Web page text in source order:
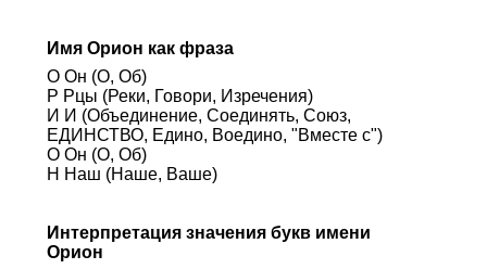
Имя Орион как фраза
О Он (О, Об)
Р Рцы (Реки, Говори, Изречения)
И И (Объединение, Соединять, Союз,
ЕДИНСТВО, Едино, Воедино, "Вместе с")
О Он (О, Об)
Н Наш (Наше, Ваше)
Интерпретация значения букв имени
Орион